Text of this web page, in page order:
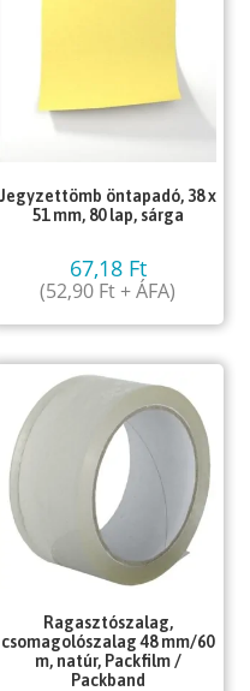
Jegyzettömb öntapadó, 38 x
51 mm, 80 lap, sárga
67,18 Ft
(52,90 Ft+ ÁFA)
Ragasztószalag,
csomagolószalag 48 mm/60
m, natúr, Packfilm /
Packband